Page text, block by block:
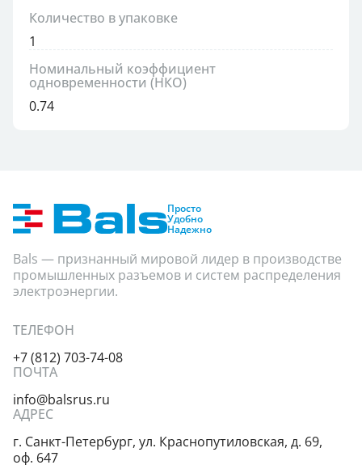
Количество в упаковке
1
Номинальный коэффициент
одновременности (НКО)
0.74
Просто
Удобно
Надежно
Bals — признанный мировой лидер в производстве
промышленных разъемов и систем распределения
электроэнергии.
ТЕЛЕФОН
+7 (812) 703-74-08
ПОЧТА
info@balsrus.ru
АДРЕС
г. Санкт-Петербург, ул. Краснопутиловская, д. 69,
оф. 647